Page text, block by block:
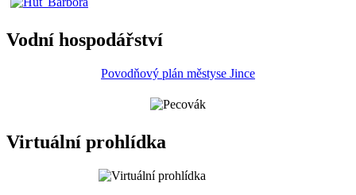
Vodní hospodářství
Povodňový plán městyse Jince
Virtuální prohlídka